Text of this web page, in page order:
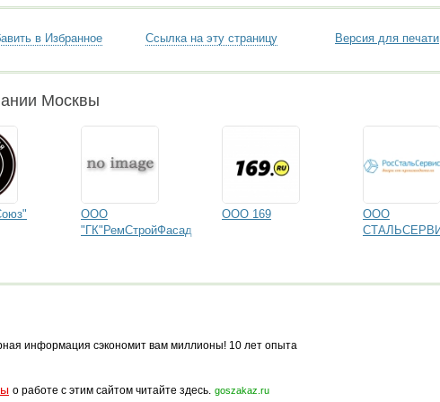
в Избранное Ссылка на эту страницу Версия для печати
Москвы
ООО
"ГК"РемСтройФасад
ООО 169
ООО
информация сэкономит вам миллионы! 10 лет опыта
о работе с этим сайтом читайте здесь. goszakaz.ru